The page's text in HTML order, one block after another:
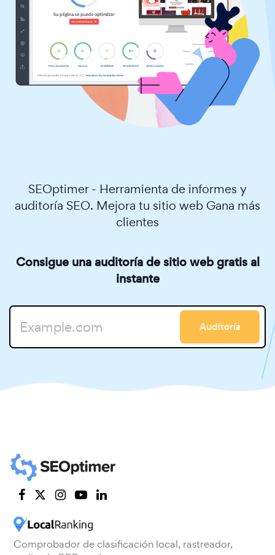
SEOptimer - Herramienta de informes y
auditoría SEO. Mejora tu sitio web Gana más
clientes
Consigue una auditoría de sitio web gratis al
instante
Auditoría
Comprobador de clasificación local, rastreador,